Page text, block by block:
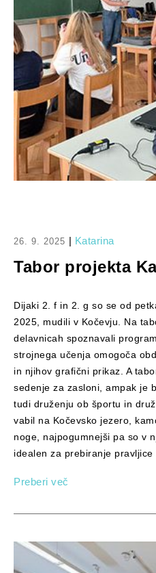
26. 9. 2025 | Katarina
Tabor projekta
Dijaki 2. f in 2. g so se od
2025, mudili v Kočevju. Na
delavnicah spoznavali
strojnega učenja omogoča
in njihov grafični prikaz. A
sedenje za zasloni, ampak je
tudi druženju ob športu in
vabil na Kočevsko jezero,
noge, najpogumnejši pa so v
idealen za prebiranje pravljice
Preberi več